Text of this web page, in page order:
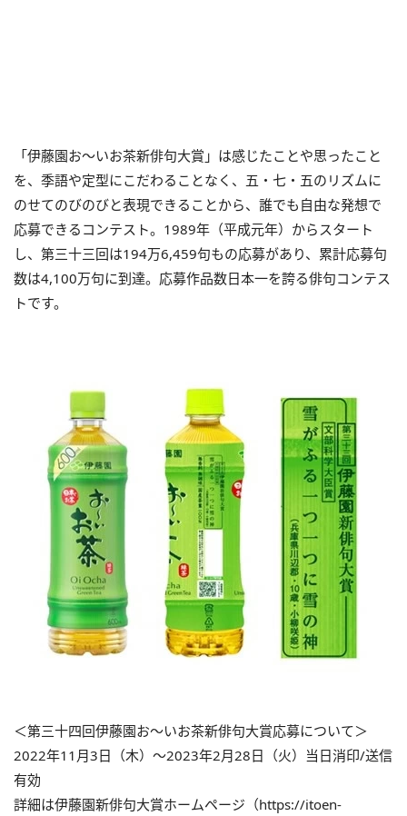
「伊藤園お～いお茶新俳句大賞」は感じたことや思ったこと
を、季語や定型にこだわることなく、五・七・五のリズムに
のせてのびのびと表現できることから、誰でも自由な発想で
応募できるコンテスト。1989年（平成元年）からスタート
し、第三十三回は194万6,459句もの応募があり、累計応募句
数は4,100万句に到達。応募作品数日本一を誇る俳句コンテス
トです。
＜第三十四回伊藤園お～いお茶新俳句大賞応募について＞
2022年11月3日（木）～2023年2月28日（火）当日消印/送信
有効
詳細は伊藤園新俳句大賞ホームページ（https://itoen-